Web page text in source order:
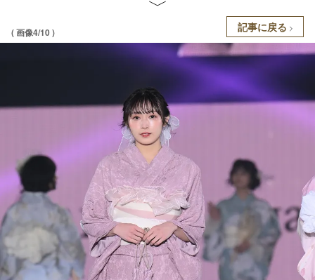
( 画像4/10 ) 記事に戻る